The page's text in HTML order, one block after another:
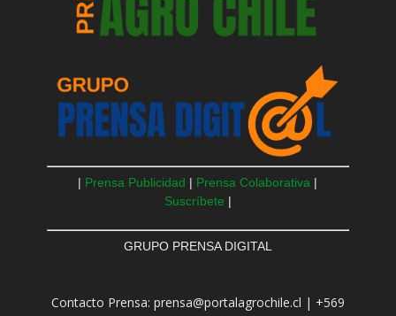
| Prensa Publicidad | Prensa Colaborativa |
Suscríbete |
GRUPO PRENSA DIGITAL
Contacto Prensa: prensa@portalagrochile.cl | +569